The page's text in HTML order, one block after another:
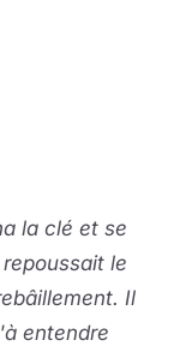
la clé et se
le
Il
entendre